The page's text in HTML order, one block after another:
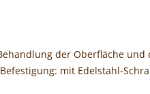
der Oberfläche und
mit Edelstahl-